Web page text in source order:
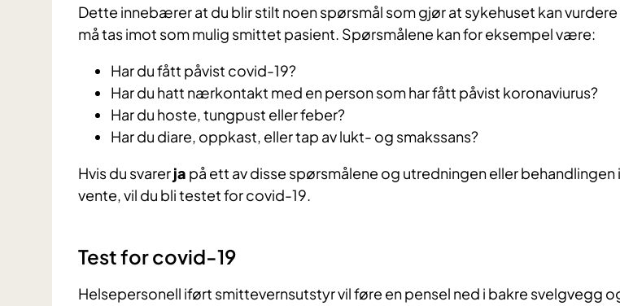
Dette innebærer at du blir stilt noen spørsmål som gjør at sykehuset kan vurdere
må tas imot som mulig smittet pasient. Spørsmålene kan for eksempel være:
Har du fått påvist covid-19?
Har du hatt nærkontakt med en person som har fått påvist koronaviurus?
Har du hoste, tungpust eller feber?
Har du diare, oppkast, eller tap av lukt- og smakssans?
Hvis du svarerja på ett av disse spørsmålene og utredningen eller behandlingen
vente, vil du bli testet for covid-19.
Test for covid-19
Helsepersonell iført smittevernsutstyr vil føre en pensel ned i bakre svelgvegg